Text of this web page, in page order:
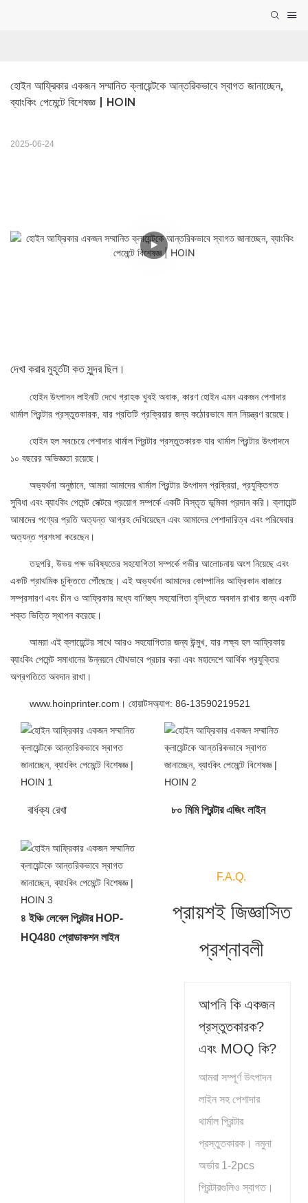
হোইন আফ্রিকার একজন সম্মানিত ক্লায়েন্টকে আন্তরিকভাবে স্বাগত জানাচ্ছেন,
ব্যাংকিং পেমেন্টে বিশেষজ্ঞ | HOIN
2025-06-24
দেখা করার মুহূর্তটা কত সুন্দর ছিল।
হোইন উৎপাদন লাইনটি দেখে গ্রাহক খুবই অবাক, কারণ হোইন এমন একজন পেশাদার
থার্মাল প্রিন্টার প্রস্তুতকারক, যার প্রতিটি প্রক্রিয়ার জন্য কঠোরভাবে মান নিয়ন্ত্রণ রয়েছে।
হোইন হল সবচেয়ে পেশাদার থার্মাল প্রিন্টার প্রস্তুতকারক যার থার্মাল প্রিন্টার উৎপাদনে
১০ বছরের অভিজ্ঞতা রয়েছে।
অভ্যর্থনা অনুষ্ঠানে, আমরা আমাদের থার্মাল প্রিন্টার উৎপাদন প্রক্রিয়া, প্রযুক্তিগত
সুবিধা এবং ব্যাংকিং পেমেন্ট সেক্টরে প্রয়োগ সম্পর্কে একটি বিস্তৃত ভূমিকা প্রদান করি। ক্লায়েন্ট
আমাদের পণ্যের প্রতি অত্যন্ত আগ্রহ দেখিয়েছেন এবং আমাদের পেশাদারিত্ব এবং পরিষেবার
অত্যন্ত প্রশংসা করেছেন।
তদুপরি, উভয় পক্ষ ভবিষ্যতের সহযোগিতা সম্পর্কে গভীর আলোচনায় অংশ নিয়েছে এবং
একটি প্রাথমিক চুক্তিতে পৌঁছেছে। এই অভ্যর্থনা আমাদের কোম্পানির আফ্রিকান বাজারে
সম্প্রসারণ এবং চীন ও আফ্রিকার মধ্যে বাণিজ্য সহযোগিতা বৃদ্ধিতে অবদান রাখার জন্য একটি
শক্ত ভিত্তি স্থাপন করেছে।
আমরা এই ক্লায়েন্টের সাথে আরও সহযোগিতার জন্য উন্মুখ, যার লক্ষ্য হল আফ্রিকায়
ব্যাংকিং পেমেন্ট সমাধানের উন্নয়নে যৌথভাবে প্রচার করা এবং মহাদেশে আর্থিক প্রযুক্তির
অগ্রগতিতে অবদান রাখা।
www.hoinprinter.com। হোয়াটসঅ্যাপ: 86-13590219521
বার্ধক্য রেখা ৮০ মিমি প্রিন্টার এজিং লাইন
৪ ইঞ্চি লেবেল প্রিন্টার HOP-
HQ480 প্রোডাকশন লাইন
F.A.Q.
প্রায়শই জিজ্ঞাসিত
প্রশ্নাবলী
আপনি কি একজন
প্রস্তুতকারক?
এবং MOQ কি?
আমরা সম্পূর্ণ উৎপাদন
লাইন সহ পেশাদার
থার্মাল প্রিন্টার
প্রস্তুতকারক। নমুনা
অর্ডার 1-2pcs
প্রিন্টারগুলিও স্বাগত।